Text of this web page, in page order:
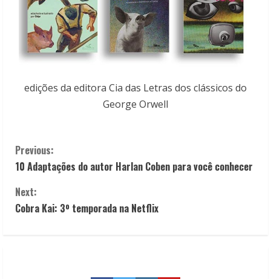
edições da editora Cia das Letras dos clássicos do
George Orwell
C
o
n
Previous:
10 Adaptações do autor Harlan Coben para você conhecer
Next:
Cobra Kai: 3º temporada na Netflix